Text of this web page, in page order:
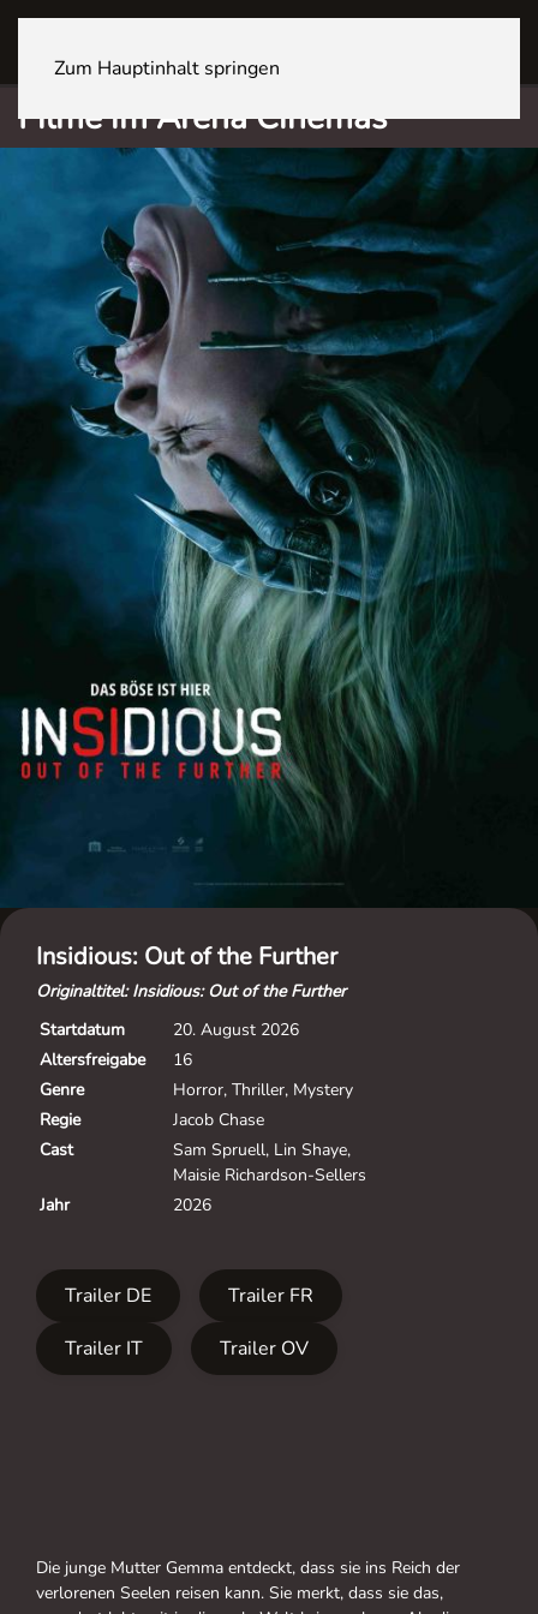
Zum Hauptinhalt springen
Filme im Arena Cinemas
Insidious: Out of the Further
Originaltitel: Insidious: Out of the Further
Startdatum
20. August 2026
Altersfreigabe
16
Genre
Horror, Thriller, Mystery
Regie
Jacob Chase
Cast
Sam Spruell, Lin Shaye,
Maisie Richardson-Sellers
Jahr
2026
Trailer DE
Trailer FR
Trailer IT
Trailer OV
Die junge Mutter Gemma entdeckt, dass sie ins Reich der
verlorenen Seelen reisen kann. Sie merkt, dass sie das,